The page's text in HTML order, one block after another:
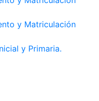
y Matriculación
y Primaria.